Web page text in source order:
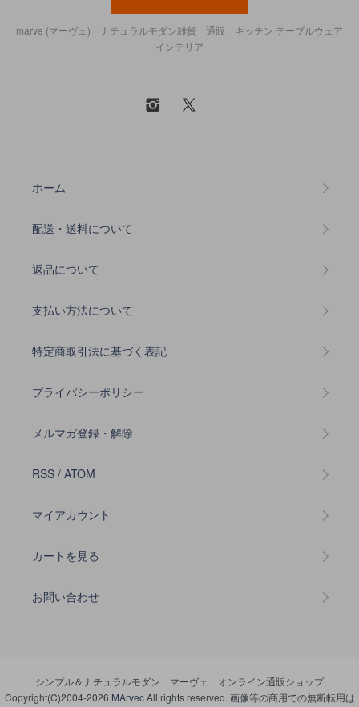
marve (マーヴェ) ナチュラルモダン雑貨 通販 キッチン テーブルウェア
インテリア
ホーム
配送・送料について
返品について
支払い方法について
特定商取引法に基づく表記
プライバシーポリシー
メルマガ登録・解除
RSS / ATOM
マイアカウント
カートを見る
お問い合わせ
シンプル＆ナチュラルモダン マーヴェ オンライン通販ショップ
Copyright(C)2004-2026 MArvecAll rights reserved. 画像等の商用での無断転用は